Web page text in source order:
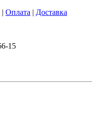
| Оплата | Доставка
15